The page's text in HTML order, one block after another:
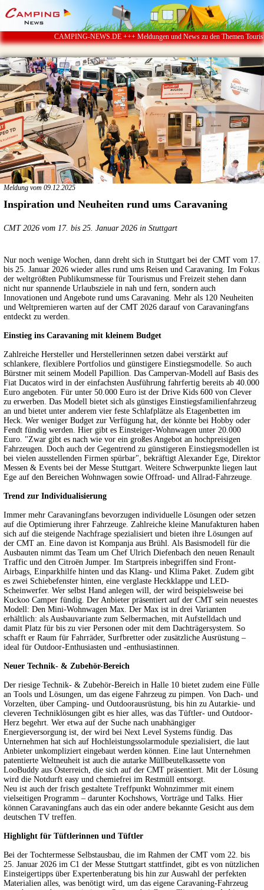
CAMPING-NEWS.DE +++ Meldungen und News zu den Themen
Meldung vom 09.12.2025
Inspiration und Neuheiten rund ums Caravaning
CMT 2026 vom 17. bis 25. Januar 2026 in Stuttgart
Nur noch wenige Wochen, dann dreht sich in Stuttgart bei der CMT vom 17.
bis 25. Januar 2026 wieder alles rund ums Reisen und Caravaning. Im Fokus
der weltgrößten Publikumsmesse für Tourismus und Freizeit stehen dann
nicht nur spannende Urlaubsziele in nah und fern, sondern auch
Innovationen und Angebote rund ums Caravaning. Mehr als 120 Neuheiten
und Weltpremieren warten auf der CMT 2026 darauf von Caravaningfans
entdeckt zu werden.
Einstieg ins Caravaning mit kleinem Budget
Zahlreiche Hersteller und Herstellerinnen setzen dabei verstärkt auf
schlankere, flexiblere Portfolios und günstigere Einstiegsmodelle. So auch
Bürstner mit seinem Modell Papillion. Das Campervan-Modell auf Basis des
Fiat Ducatos wird in der einfachsten Ausführung fahrfertig bereits ab 40.000
Euro angeboten. Für unter 50.000 Euro ist der Drive Kids 600 von Clever
zu erwerben. Das Modell bietet sich als günstiges Einstiegsfamilienfahrzeug
an und bietet unter anderem vier feste Schlafplätze als Etagenbetten im
Heck. Wer weniger Budget zur Verfügung hat, der könnte bei Hobby oder
Fendt fündig werden. Hier gibt es Einsteiger-Wohnwagen unter 20.000
Euro. "Zwar gibt es nach wie vor ein großes Angebot an hochpreisigen
Fahrzeugen. Doch auch der Gegentrend zu günstigeren Einstiegsmodellen ist
bei vielen ausstellenden Firmen spürbar", bekräftigt Alexander Ege, Direktor
Messen & Events bei der Messe Stuttgart. Weitere Schwerpunkte liegen laut
Ege auf den Bereichen Wohnwagen sowie Offroad- und Allrad-Fahrzeuge.
Trend zur Individualisierung
Immer mehr Caravaningfans bevorzugen individuelle Lösungen oder setzen
auf die Optimierung ihrer Fahrzeuge. Zahlreiche kleine Manufakturen haben
sich auf die steigende Nachfrage spezialisiert und bieten ihre Lösungen auf
der CMT an. Eine davon ist Kompanja aus Brühl. Als Basismodell für die
Ausbauten nimmt das Team um Chef Ulrich Diefenbach den neuen Renault
Traffic und den Citroën Jumper. Im Startpreis inbegriffen sind Front-
Airbags, Einparkhilfe hinten und das Klang- und Klima Paket. Zudem gibt
es zwei Schiebefenster hinten, eine verglaste Heckklappe und LED-
Scheinwerfer. Wer selbst Hand anlegen will, der wird beispielsweise bei
Kuckoo Camper fündig. Der Anbieter präsentiert auf der CMT sein neuestes
Modell: Den Mini-Wohnwagen Max. Der Max ist in drei Varianten
erhältlich: als Ausbauvariante zum Selbermachen, mit Aufstelldach und
damit Platz für bis zu vier Personen oder mit dem Dachträgersystem. So
schafft er Raum für Fahrräder, Surfbretter oder zusätzliche Ausrüstung –
ideal für Outdoor-Enthusiasten und -enthusiastinnen.
Neuer Technik- & Zubehör-Bereich
Der riesige Technik- & Zubehör-Bereich in Halle 10 bietet zudem eine Fülle
an Tools und Lösungen, um das eigene Fahrzeug zu pimpen. Von Dach- und
Vorzelten, über Camping- und Outdoorausrüstung, bis hin zu Autarkie- und
cleveren Techniklösungen gibt es hier alles, was das Tüftler- und Outdoor-
Herz begehrt. Wer etwa auf der Suche nach unabhängiger
Energieversorgung ist, der wird bei Next Level Systems fündig. Das
Unternehmen hat sich auf Hochleistungssolarmodule spezialisiert, die laut
Anbieter unkompliziert eingebaut werden können. Eine laut Unternehmen
patentierte Weltneuheit ist auch die autarke Müllbeutelkassette von
LooBuddy aus Österreich, die sich auf der CMT präsentiert. Mit der Lösung
wird die Notdurft easy und chemiefrei im Restmüll entsorgt.
Neu ist auch der frisch gestaltete Treffpunkt Wohnzimmer mit einem
vielseitigen Programm – darunter Kochshows, Vorträge und Talks. Hier
können Caravaningfans auch das ein oder andere bekannte Gesicht aus dem
deutschen TV treffen.
Highlight für Tüftlerinnen und Tüftler
Bei der Tochtermesse Selbstausbau, die im Rahmen der CMT vom 22. bis
25. Januar 2026 im C1 der Messe Stuttgart stattfindet, gibt es von nützlichen
Einsteigertipps über Expertenberatung bis hin zur Auswahl der perfekten
Materialien alles, was benötigt wird, um das eigene Caravaning-Fahrzeug